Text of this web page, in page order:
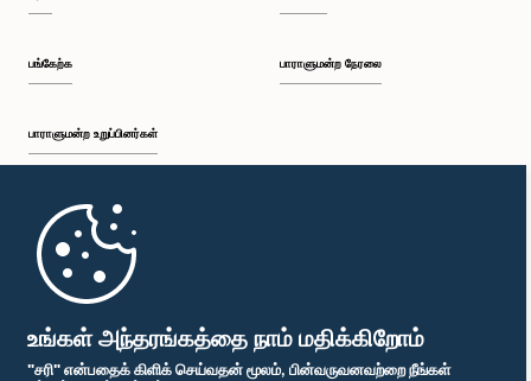
உங்கள் அந்தரங்கத்தை நாம் மதிக்கிறோம்
"சரி" என்பதைக் கிளிக் செய்வதன் மூலம், பின்வருவனவற்றை நீங்கள்
பங்கேற்க
பாராளுமன்ற உறுப்பினர்கள்
முதற்பக்கம்
பாராளுமன்ற நேரலை
பாராளுமன்ற கையடக்க செயலி